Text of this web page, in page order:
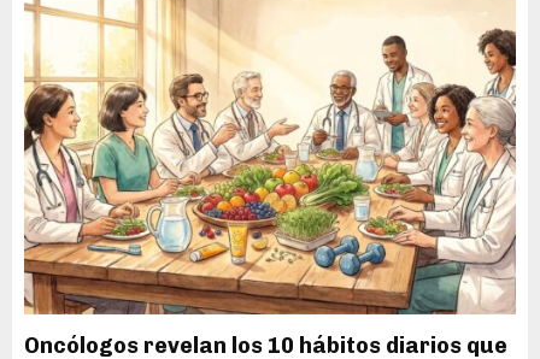
Oncólogos revelan los 10 hábitos diarios que